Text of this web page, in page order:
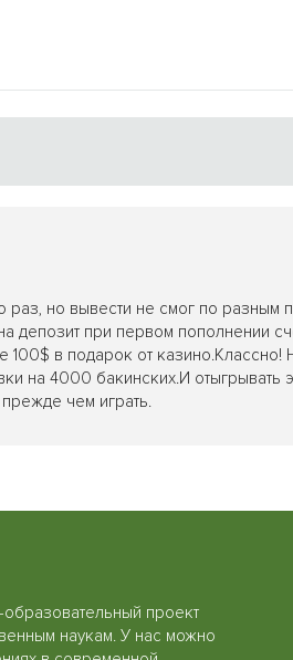
раз, но вывести не смог по разным
депозит при первом пополнении
100$ в подарок от
на 4000 бакинских.И отыгрывать
чем играть.
проект
наукам. У нас можно